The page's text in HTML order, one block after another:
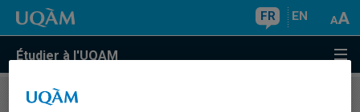
FR EN
Étudier à l'UQAM
COURS//